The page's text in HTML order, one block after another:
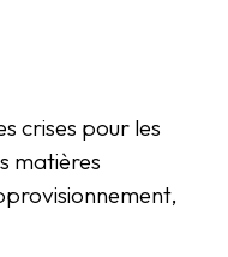
crises pour les
matières